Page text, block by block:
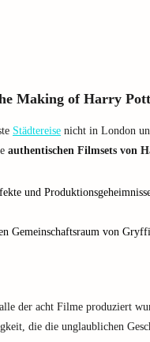
Making of Harry
Städtereise nicht in London
authentischen Filmsets von
und
Gemeinschaftsraum von
der acht Filme produziert
die die unglaublichen